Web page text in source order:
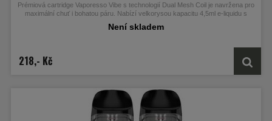
Prémiová cartridge Vaporesso Vibe s technologií Dual Mesh Coil je navržena pro
maximální chuť i bohatou páru. Nabízí velkorysou kapacitu 4,5ml e-liquidu s
odporem 0.8Ω – ideální pro MTL i RDL vapování. Obsah balení 2ks
Není skladem
218,- Kč